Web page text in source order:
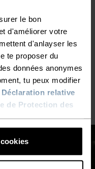
le bon
d'améliorer votre
d'anlayser les
te proposer du
données anonymes
tu peux modifier
Déclaration relative
de Protection des
30°
25°
20°
15°
10°